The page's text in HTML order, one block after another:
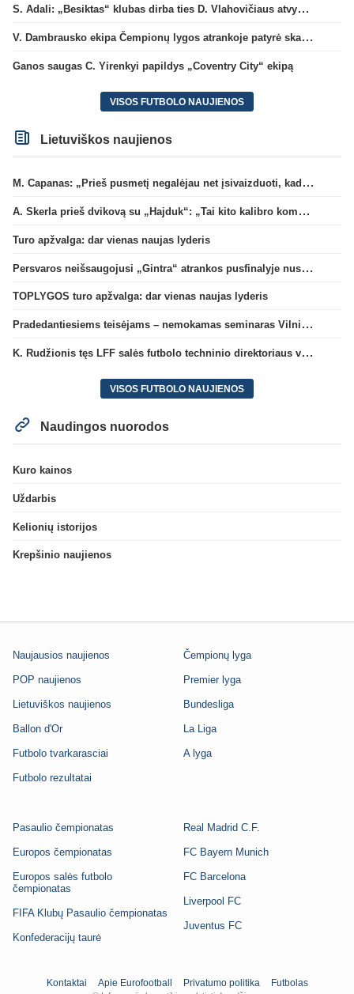
S. Adali: „Besiktas“ klubas dirba ties D. Vlahovičiaus atvykimu“
V. Dambrausko ekipa Čempionų lygos atrankoje patyrė skaudžią nesėkmę
Ganos saugas C. Yirenkyi papildys „Coventry City“ ekipą
VISOS FUTBOLO NAUJIENOS
Lietuviškos naujienos
M. Capanas: „Prieš pusmetį negalėjau net įsivaizduoti, kad žaisime prieš „Hajduk“
A. Skerla prieš dvikovą su „Hajduk“: „Tai kito kalibro komanda“
Turo apžvalga: dar vienas naujas lyderis
Persvaros neišsaugojusi „Gintra“ atrankos pusfinalyje nusileido Škotijos čempionėms
TOPLYGOS turo apžvalga: dar vienas naujas lyderis
Pradedantiesiems teisėjams – nemokamas seminaras Vilniuje šį penktadienį
K. Rudžionis tęs LFF salės futbolo techninio direktoriaus veiklą
VISOS FUTBOLO NAUJIENOS
Naudingos nuorodos
Kuro kainos
Uždarbis
Kelionių istorijos
Krepšinio naujienos
Naujausios naujienos
POP naujienos
Lietuviškos naujienos
Ballon d'Or
Futbolo tvarkarasciai
Futbolo rezultatai
Čempionų lyga
Premier lyga
Bundesliga
La Liga
A lyga
Pasaulio čempionatas
Europos čempionatas
Europos salės futbolo
čempionatas
FIFA Klubų Pasaulio čempionatas
Konfederacijų taurė
Real Madrid C.F.
FC Bayern Munich
FC Barcelona
Liverpool FC
Juventus FC
Kontaktai Apie Eurofootball Privatumo politika Futbolas